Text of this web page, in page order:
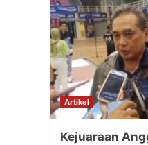
Artikel
Kejuaraan